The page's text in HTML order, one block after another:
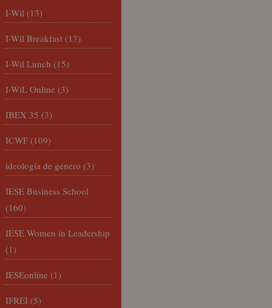
I-Wil (13)
I-Wil Breakfast (13)
I-Wil Lunch (15)
I-WiL Online (3)
IBEX 35 (3)
ICWF (109)
ideología de género (3)
IESE Business School
(160)
IESE Women in Leadership
(1)
IESEonline (1)
IFREI (5)